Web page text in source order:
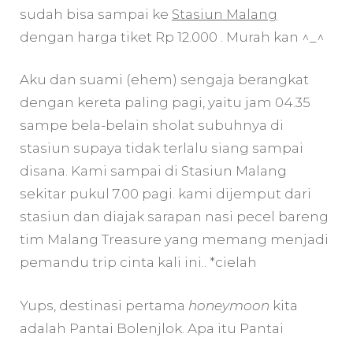
sudah bisa sampai ke Stasiun Malang
dengan harga tiket Rp 12.000 . Murah kan ^_^
Aku dan suami (ehem) sengaja berangkat
dengan kereta paling pagi, yaitu jam 04.35
sampe bela-belain sholat subuhnya di
stasiun supaya tidak terlalu siang sampai
disana. Kami sampai di Stasiun Malang
sekitar pukul 7.00 pagi. kami dijemput dari
stasiun dan diajak sarapan nasi pecel bareng
tim Malang Treasure yang memang menjadi
pemandu trip cinta kali ini.. *cielah
Yups, destinasi pertama honeymoon kita
adalah Pantai Bolenjlok. Apa itu Pantai